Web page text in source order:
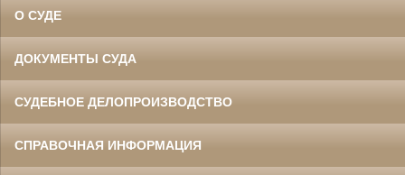
О СУДЕ
ДОКУМЕНТЫ СУДА
СУДЕБНОЕ ДЕЛОПРОИЗВОДСТВО
СПРАВОЧНАЯ ИНФОРМАЦИЯ